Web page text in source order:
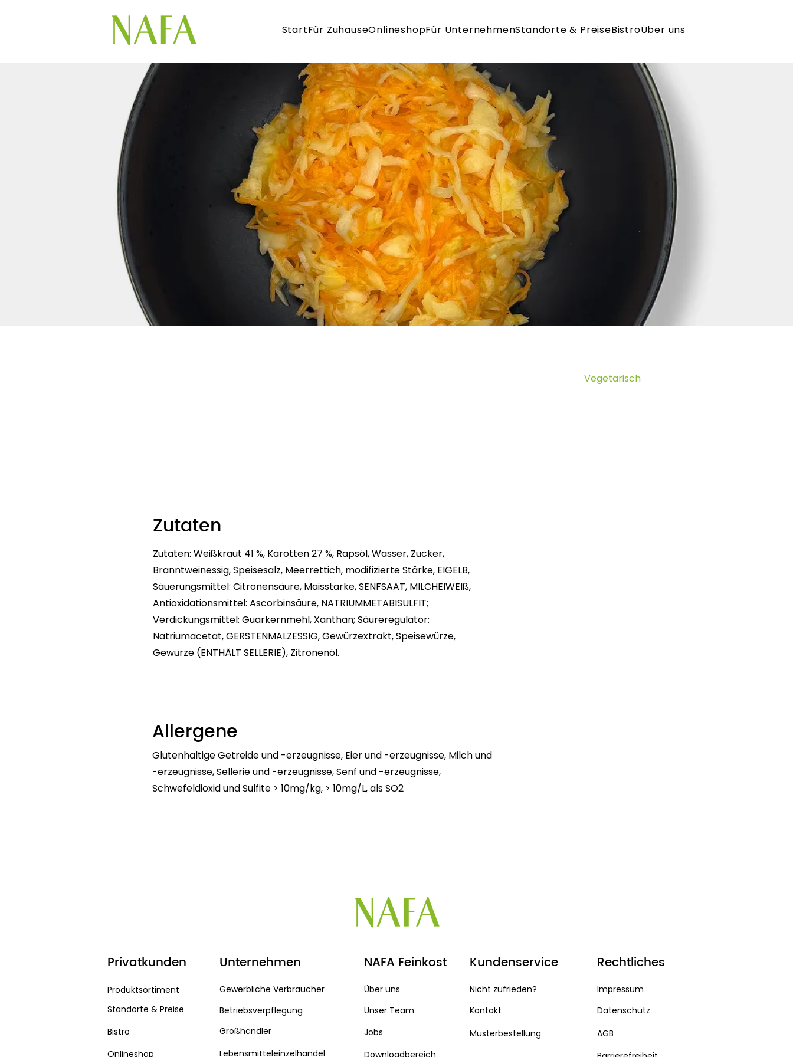
StartFür ZuhauseOnlineshopFür UnternehmenStandorte & PreiseBistroÜber uns
Vegetarisch
Zutaten
Zutaten: Weißkraut 41 %, Karotten 27 %, Rapsöl, Wasser, Zucker,
Branntweinessig, Speisesalz, Meerrettich, modifizierte Stärke, EIGELB,
Säuerungsmittel: Citronensäure, Maisstärke, SENFSAAT, MILCHEIWEIß,
Antioxidationsmittel: Ascorbinsäure, NATRIUMMETABISULFIT;
Verdickungsmittel: Guarkernmehl, Xanthan; Säureregulator:
Natriumacetat, GERSTENMALZESSIG, Gewürzextrakt, Speisewürze,
Gewürze (ENTHÄLT SELLERIE), Zitronenöl.
Allergene
Glutenhaltige Getreide und -erzeugnisse, Eier und -erzeugnisse, Milch und
-erzeugnisse, Sellerie und -erzeugnisse, Senf und -erzeugnisse,
Schwefeldioxid und Sulfite > 10mg/kg, > 10mg/L, als SO2
Privatkunden
Produktsortiment
Standorte & Preise
Bistro
Onlineshop
Unternehmen
Gewerbliche Verbraucher
Betriebsverpflegung
Großhändler
Lebensmitteleinzelhandel
NAFA Feinkost
Über uns
Unser Team
Jobs
Downloadbereich
Kundenservice
Nicht zufrieden?
Kontakt
Musterbestellung
Rechtliches
Impressum
Datenschutz
AGB